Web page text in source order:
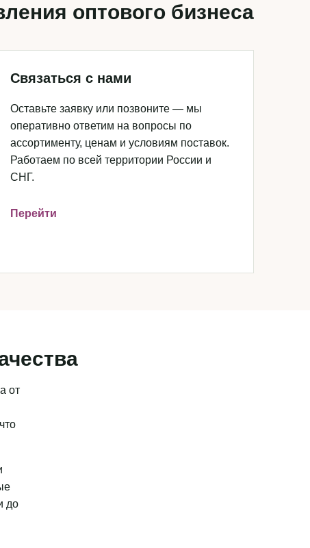
оптового бизнеса
Связаться с нами
Оставьте заявку или позвоните — мы
оперативно ответим на вопросы по
ассортименту, ценам и условиям поставок.
Работаем по всей территории России и
СНГ.
Перейти
от
до